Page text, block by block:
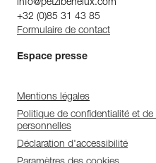
info@petzlbenelux.com
+32 (0)85 31 43 85
Formulaire de contact
Espace presse
Mentions légales
Politique de confidentialité et
personnelles
Déclaration d'accessibilité